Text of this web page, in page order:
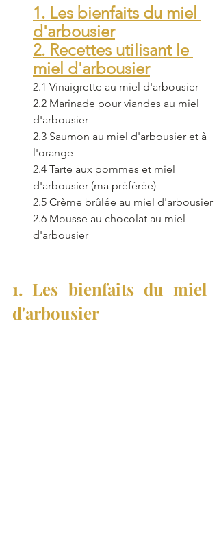
1. Les bienfaits du miel
d'arbousier
2. Recettes utilisant le
miel d'arbousier
2.1 Vinaigrette au miel d'arbousier
2.2 Marinade pour viandes au miel
d'arbousier
2.3 Saumon au miel d'arbousier et à
l'orange
2.4 Tarte aux pommes et miel
d'arbousier (ma préférée)
2.5 Crème brûlée au miel d'arbousier
2.6 Mousse au chocolat au miel
d'arbousier
1. Les bienfaits du miel
d'arbousier